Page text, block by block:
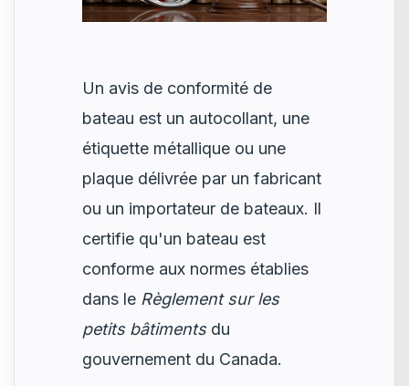
Un avis de conformité de
bateau est un autocollant, une
étiquette métallique ou une
plaque délivrée par un fabricant
ou un importateur de bateaux. Il
certifie qu'un bateau est
conforme aux normes établies
dans le Règlement sur les
petits bâtimentsdu
gouvernement du Canada.